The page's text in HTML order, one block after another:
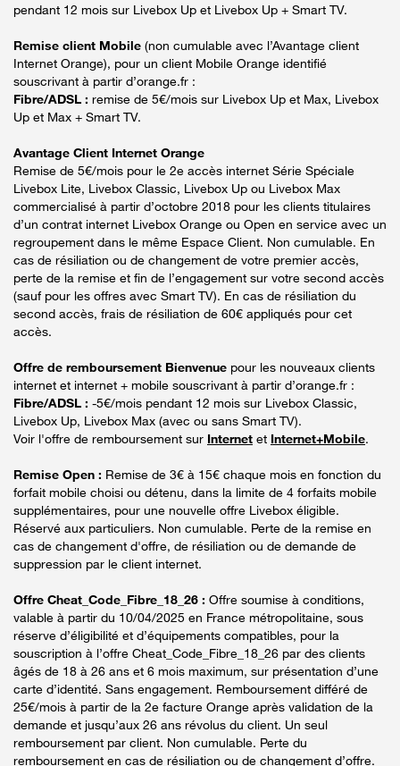
pendant 12 mois sur Livebox Up et Livebox Up + Smart TV.
Remise client Mobile (non cumulable avec l’Avantage client
Internet Orange), pour un client Mobile Orange identifié
souscrivant à partir d’orange.fr :
Fibre/ADSL : remise de 5€/mois sur Livebox Up et Max, Livebox
Up et Max + Smart TV.
Avantage Client Internet Orange
Remise de 5€/mois pour le 2e accès internet Série Spéciale
Livebox Lite, Livebox Classic, Livebox Up ou Livebox Max
commercialisé à partir d’octobre 2018 pour les clients titulaires
d’un contrat internet Livebox Orange ou Open en service avec un
regroupement dans le même Espace Client. Non cumulable. En
cas de résiliation ou de changement de votre premier accès,
perte de la remise et fin de l’engagement sur votre second accès
(sauf pour les offres avec Smart TV). En cas de résiliation du
second accès, frais de résiliation de 60€ appliqués pour cet
accès.
Offre de remboursement Bienvenue pour les nouveaux clients
internet et internet + mobile souscrivant à partir d’orange.fr :
Fibre/ADSL : -5€/mois pendant 12 mois sur Livebox Classic,
Livebox Up, Livebox Max (avec ou sans Smart TV).
Voir l'offre de remboursement sur Internet et Internet+Mobile.
Remise Open : Remise de 3€ à 15€ chaque mois en fonction du
forfait mobile choisi ou détenu, dans la limite de 4 forfaits mobile
supplémentaires, pour une nouvelle offre Livebox éligible.
Réservé aux particuliers. Non cumulable. Perte de la remise en
cas de changement d'offre, de résiliation ou de demande de
suppression par le client internet.
Offre Cheat_Code_Fibre_18_26 : Offre soumise à conditions,
valable à partir du 10/04/2025 en France métropolitaine, sous
réserve d’éligibilité et d’équipements compatibles, pour la
souscription à l’offre Cheat_Code_Fibre_18_26 par des clients
âgés de 18 à 26 ans et 6 mois maximum, sur présentation d’une
carte d’identité. Sans engagement. Remboursement différé de
25€/mois à partir de la 2e facture Orange après validation de la
demande et jusqu’aux 26 ans révolus du client. Un seul
remboursement par client. Non cumulable. Perte du
remboursement en cas de résiliation ou de changement d’offre.